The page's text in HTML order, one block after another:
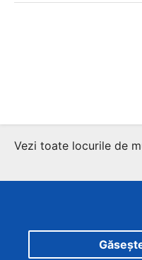
Vezi toate locurile de